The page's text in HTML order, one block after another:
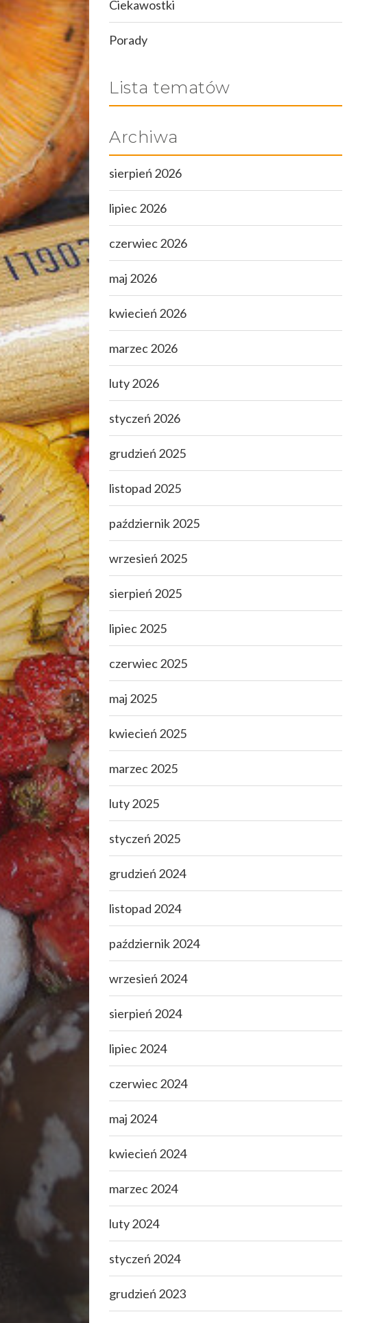
Ciekawostki
Porady
Lista tematów
Archiwa
sierpień 2026
lipiec 2026
czerwiec 2026
maj 2026
kwiecień 2026
marzec 2026
luty 2026
styczeń 2026
grudzień 2025
listopad 2025
październik 2025
wrzesień 2025
sierpień 2025
lipiec 2025
czerwiec 2025
maj 2025
kwiecień 2025
marzec 2025
luty 2025
styczeń 2025
grudzień 2024
listopad 2024
październik 2024
wrzesień 2024
sierpień 2024
lipiec 2024
czerwiec 2024
maj 2024
kwiecień 2024
marzec 2024
luty 2024
styczeń 2024
grudzień 2023